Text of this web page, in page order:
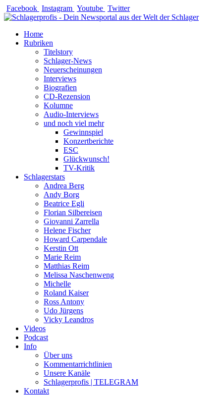
Zum
Inhalt
Facebook Instagram Youtube Twitter
Home
Rubriken
Titelstory
Schlager-News
Neuerscheinungen
Interviews
Biografien
CD-Rezension
Kolumne
Audio-Interviews
und noch viel mehr
Gewinnspiel
Konzertberichte
ESC
Glückwunsch!
TV-Kritik
Schlagerstars
Andrea Berg
Andy Borg
Beatrice Egli
Florian Silbereisen
Giovanni Zarrella
Helene Fischer
Howard Carpendale
Kerstin Ott
Marie Reim
Matthias Reim
Melissa Naschenweng
Michelle
Roland Kaiser
Ross Antony
Udo Jürgens
Vicky Leandros
Videos
Podcast
Info
Über uns
Kommentarrichtlinien
Unsere Kanäle
Schlagerprofis | TELEGRAM
Kontakt